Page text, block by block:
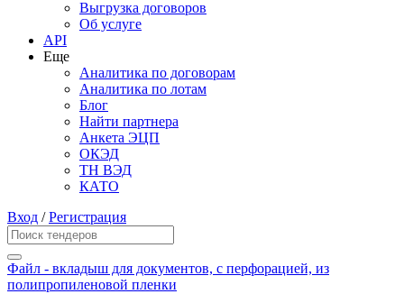
Выгрузка договоров
Об услуге
API
Еще
Аналитика по договорам
Аналитика по лотам
Блог
Найти партнера
Анкета ЭЦП
ОКЭД
ТН ВЭД
КАТО
Вход /Регистрация
Файл - вкладыш для документов, с перфорацией, из
полипропиленовой пленки